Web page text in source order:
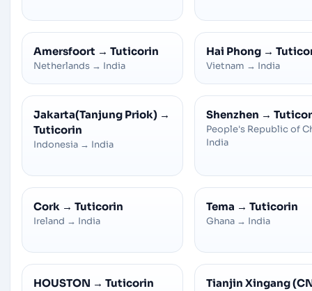
Amersfoort → Tuticorin
Netherlands → India
Hai Phong →
Vietnam → India
Jakarta(Tanjung Priok) →
Tuticorin
Indonesia → India
Shenzhen →
People's Republic of
India
Cork → Tuticorin
Ireland → India
Tema → Tuticorin
Ghana → India
HOUSTON → Tuticorin
Tianjin Xingang